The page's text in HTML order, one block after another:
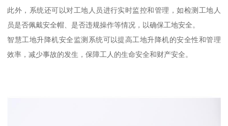
此外，系统还可以对工地人员进行实时监控和管理，如检测工地人
员是否佩戴安全帽、是否违规操作等情况，以确保工地安全。
智慧工地升降机安全监测系统可以提高工地升降机的安全性和管理
效率，减少事故的发生，保障工人的生命安全和财产安全。